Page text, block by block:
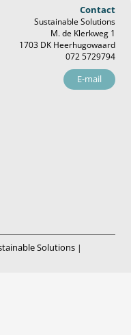
Contact
Sustainable Solutions
M. de Klerkweg 1
1703 DK Heerhugowaard
072 5729794
E-mail
Solutions |